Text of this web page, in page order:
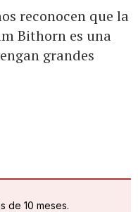
reconocen que la
Bithorn es una
grandes
de 10 meses.